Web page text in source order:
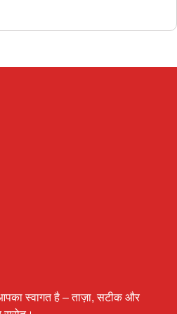
स्वागत है – ताज़ा, सटीक और